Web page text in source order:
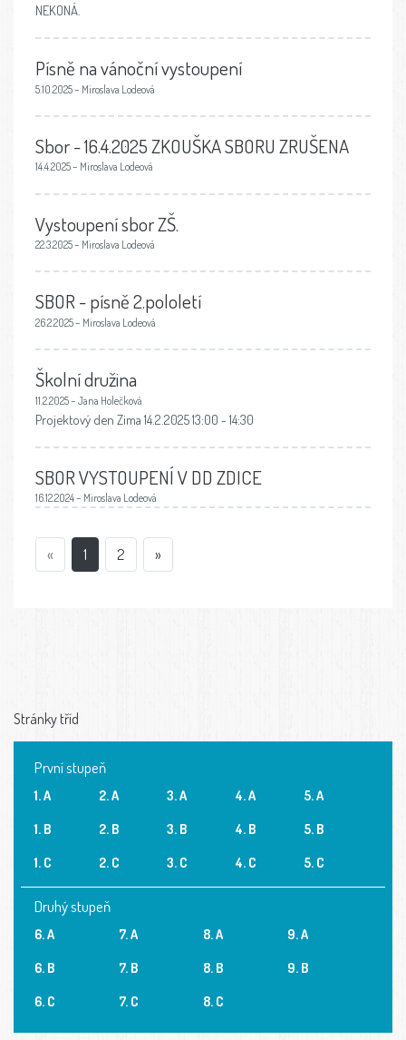
NEKONÁ.
Písně na vánoční vystoupení
5.10.2025 – Miroslava Lodeová
Sbor - 16.4.2025 ZKOUŠKA SBORU ZRUŠENA
14.4.2025 – Miroslava Lodeová
Vystoupení sbor ZŠ.
22.3.2025 – Miroslava Lodeová
SBOR - písně 2.pololetí
26.2.2025 – Miroslava Lodeová
Školní družina
11.2.2025 – Jana Holečková
Projektový den Zima 14.2.2025 13:00 - 14:30
SBOR VYSTOUPENÍ V DD ZDICE
16.12.2024 – Miroslava Lodeová
« 1 2 »
Stránky tříd
První stupeň
1. A
1. B
1. C
2. A
2. B
2. C
3. A
3. B
3. C
4. A
4. B
4. C
5. A
5. B
5. C
Druhý stupeň
6. A
6. B
6. C
7. A
7. B
7. C
8. A
8. B
8. C
9. A
9. B